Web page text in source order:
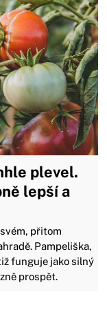
plevel.
lepší a
přitom
Pampeliška,
funguje jako silný
prospět.